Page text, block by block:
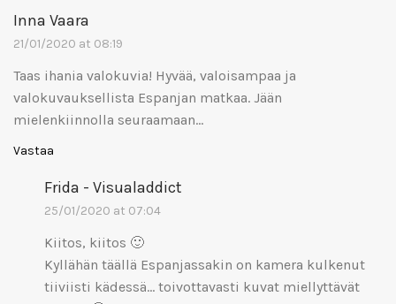
Inna Vaara
21/01/2020 at 08:19
Taas ihania valokuvia! Hyvää, valoisampaa ja
valokuvauksellista Espanjan matkaa. Jään
mielenkiinnolla seuraamaan…
Vastaa
Frida - Visualaddict
25/01/2020 at 07:04
Kiitos, kiitos 🙂
Kyllähän täällä Espanjassakin on kamera kulkenut
tiiviisti kädessä… toivottavasti kuvat miellyttävät